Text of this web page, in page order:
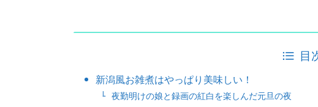
目
新潟風お雑煮はやっぱり美味しい！
夜勤明けの娘と録画の紅白を楽しんだ元旦の夜